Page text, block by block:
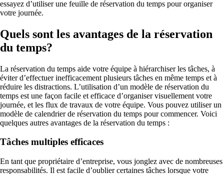
essayez d’utiliser une feuille de réservation du temps pour organiser
votre journée.
Quels sont les avantages de la réservation
du temps?
La réservation du temps aide votre équipe à hiérarchiser les tâches, à
éviter d’effectuer inefficacement plusieurs tâches en même temps et à
réduire les distractions. L’utilisation d’un modèle de réservation du
temps est une façon facile et efficace d’organiser visuellement votre
journée, et les flux de travaux de votre équipe. Vous pouvez utiliser un
modèle de calendrier de réservation du temps pour commencer. Voici
quelques autres avantages de la réservation du temps :
Tâches multiples efficaces
En tant que propriétaire d’entreprise, vous jonglez avec de nombreuses
responsabilités. Il est facile d’oublier certaines tâches lorsque votre